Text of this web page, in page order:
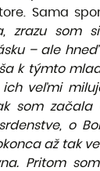
Sama
zrazu som
– ale hneď
k týmto
ich veľmi
somzačala
o
až tak
Pritom